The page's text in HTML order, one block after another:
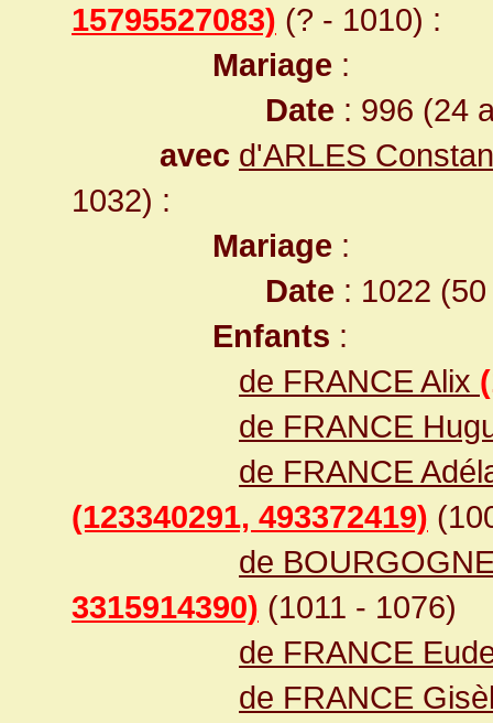
15795527083) (? - 1010) :
Mariage :
Date : 996 (24
avec d'ARLES
1032) :
Mariage :
Date : 1022
Enfants :
de FRANCE Alix
de FRANCE
de FRANCE
(123340291, 493372419)
de
3315914390) (1011 - 1076)
de FRANCE
de FRANCE